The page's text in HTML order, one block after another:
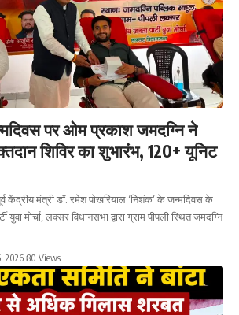
पर ओम प्रकाश जमदग्नि ने
शिविर का शुभारंभ, 120+ यूनिट
केंद्रीय मंत्री डॉ. रमेश पोखरियाल ‘निशंक’ के जन्मदिवस के
युवा मोर्चा, लक्सर विधानसभा द्वारा ग्राम पीपली स्थित जमदग्नि
2026 80 Views